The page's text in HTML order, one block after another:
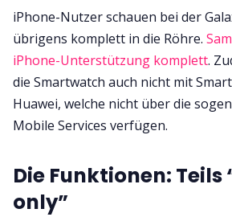
iPhone-Nutzer schauen bei der
übrigens komplett in die Röhre.
iPhone-Unterstützung komplett.
die Smartwatch auch nicht mit
Huawei, welche nicht über die
Mobile Services verfügen.
Die Funktionen: Teils
only”